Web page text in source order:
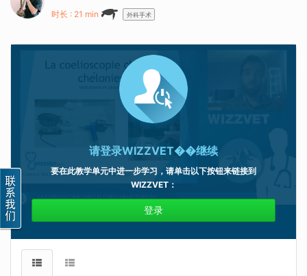
时长 : 21 min 外科手术
请登录WIZZVET��继续
要在此教学单元中进一步学习，请单击以下按钮来链接到
WIZZVET：
登录